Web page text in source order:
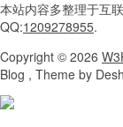
本站内容多整理于互
QQ:1209278955.
Copyright © 2026
Blog , Theme by